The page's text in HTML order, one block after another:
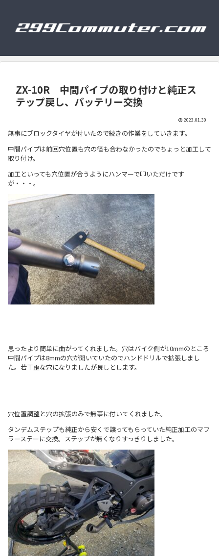
ZX-10R 中間パイプの取り付けと純正ス
テップ戻し、バッテリー交換
2023.01.30
無事にブロックタイヤが付いたので続きの作業をしていきます。
中間パイプは前回穴位置も穴の径も合わなかったのでちょっと加工して
取り付け。
加工といっても穴位置が合うようにハンマーで叩いただけです
が・・・。
思ったより簡単に曲がってくれました。穴はバイク側が10mmのところ
中間パイプは8mmの穴が開いていたのでハンドドリルで拡張しまし
た。若干歪な穴になりましたが良しとします。
穴位置調整と穴の拡張のみで無事に付いてくれました。
タンデムステップも純正から安くで譲ってもらっていた純正加工のマフ
ラーステーに交換。ステップが無くなりすっきりしました。